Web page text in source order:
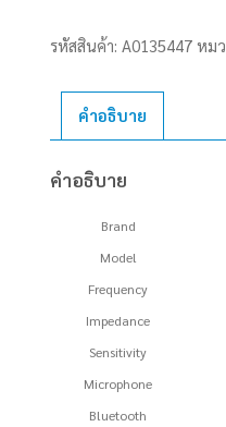
Stereo
Black
รหัสสินค้า: A0135447 หม
คำอธิบาย
คำอธิบาย
Brand
Model
Frequency
Impedance
Sensitivity
Microphone
Bluetooth